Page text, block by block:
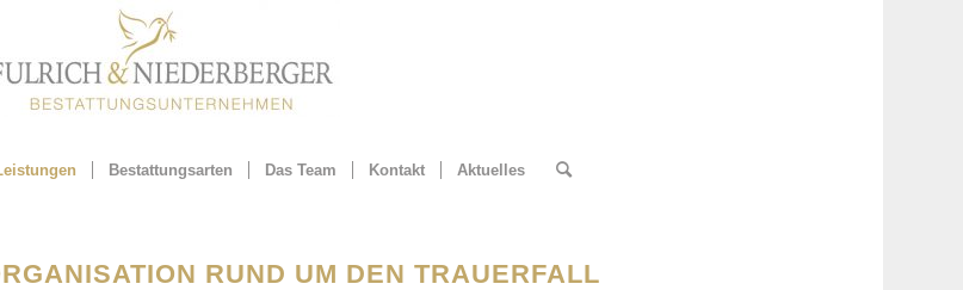
Bestattungsarten Das Team Kontakt Aktuelles
RUND UM DEN TRAUERFALL